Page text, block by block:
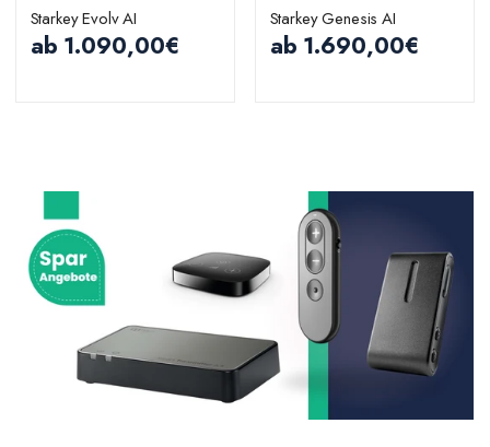
Starkey Evolv AI
ab 1.090,00€
Starkey Genesis AI
ab 1.690,00€